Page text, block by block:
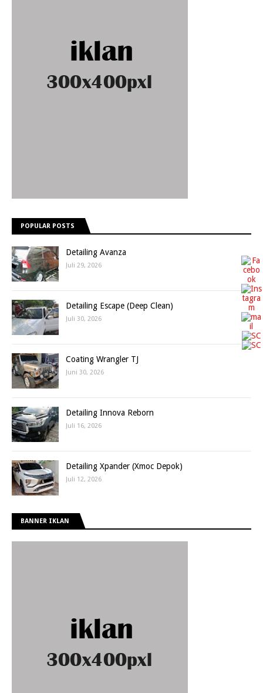
POPULAR POSTS
Detailing Avanza
Juli 29, 2026
Detailing Escape (Deep Clean)
Juli 30, 2026
Coating Wrangler TJ
Juni 30, 2026
Detailing Innova Reborn
Juli 16, 2026
Detailing Xpander (Xmoc Depok)
Juli 12, 2026
BANNER IKLAN